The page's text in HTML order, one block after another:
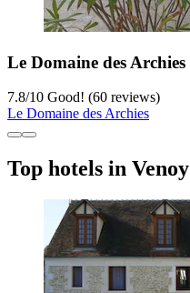
Le Domaine des Archies
7.8/10 Good! (60 reviews)
Le Domaine des Archies
Top hotels in Venoy